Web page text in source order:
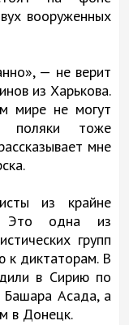
вооруженных
— не верит
из Харькова.
мире не могут
поляки тоже
мне
из крайне
Это одна из
групп
диктаторам. В
в Сирию по
Башара Асада, а
в Донецк.